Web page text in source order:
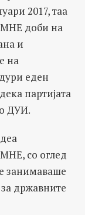
2017, таа
доби на
и
на
еден
партијата
ДУИ.
со оглед
занимаваше
државните